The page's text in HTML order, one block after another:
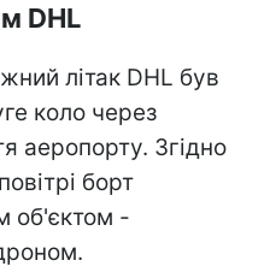
DHL
літак DHL був
коло через
аеропорту. Згідно
борт
об'єктом -